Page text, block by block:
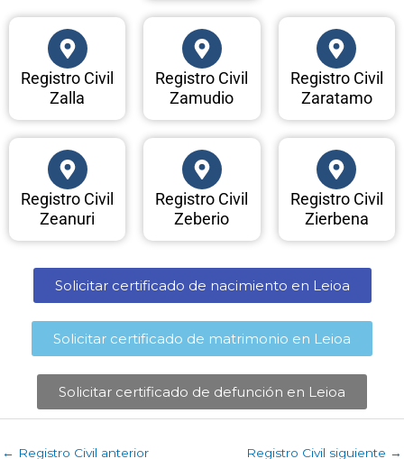
Registro Civil
Zalla
Registro Civil
Zamudio
Registro Civil
Zaratamo
Registro Civil
Zeanuri
Registro Civil
Zeberio
Registro Civil
Zierbena
Solicitar certificado de nacimiento en Leioa​
Solicitar certificado de matrimonio en Leioa​
Solicitar certificado de defunción en Leioa​
← Registro Civil anterior Registro Civil siguiente →